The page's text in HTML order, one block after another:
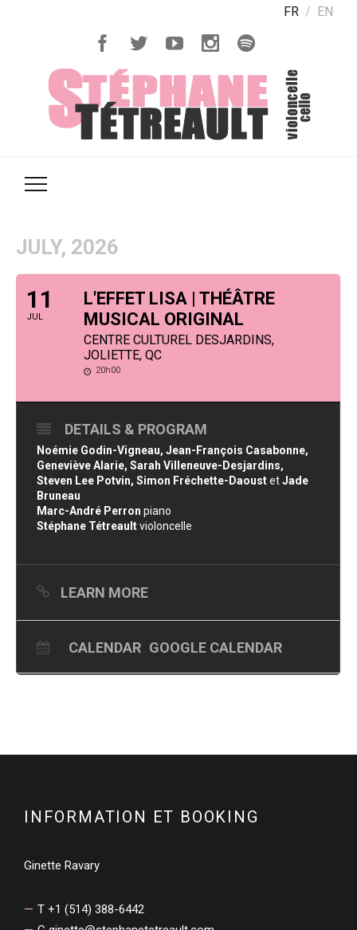
FR EN
JULY, 2026
11
JUL
L'EFFET LISA | THÉÂTRE
MUSICAL ORIGINAL
CENTRE CULTUREL DESJARDINS,
JOLIETTE, QC
20h00
DETAILS & PROGRAM
Noémie Godin-Vigneau, Jean-François Casabonne,
Geneviève Alarie, Sarah Villeneuve-Desjardins,
Steven Lee Potvin, Simon Fréchette-DaoustetJade
Bruneau
Marc-André Perron piano
Stéphane Tétreaultvioloncelle
LEARN MORE
CALENDAR GOOGLE CALENDAR
INFORMATION ET BOOKING
Ginette Ravary
T +1 (514) 388-6442